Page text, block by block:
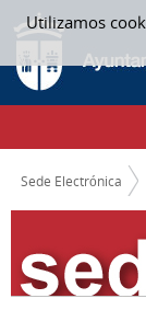
Utilizamos
Saltar al contenido
AGOSTO - ACTAS
CAMINO DE MIGAS
Sede Electrónica